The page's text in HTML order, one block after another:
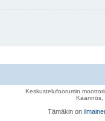
Keskustelufoorumin
Käännös,
Tämäkin on